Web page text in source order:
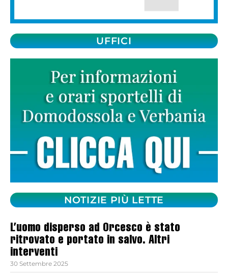
UFFICI
NOTIZIE PIÙ LETTE
L’uomo disperso ad Orcesco è stato
ritrovato e portato in salvo. Altri
interventi
30 Settembre 2025